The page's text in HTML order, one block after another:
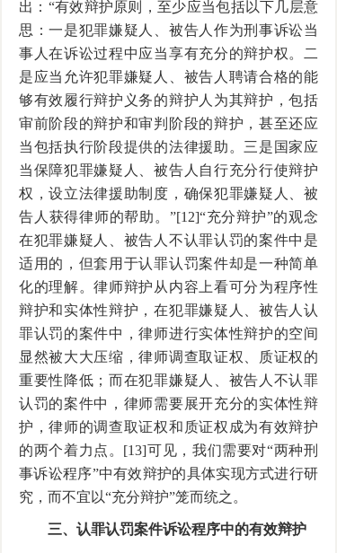
出：“有效辩护原则，至少应当包括以下几层意
思：一是犯罪嫌疑人、被告人作为刑事诉讼当
事人在诉讼过程中应当享有充分的辩护权。二
是应当允许犯罪嫌疑人、被告人聘请合格的能
够有效履行辩护义务的辩护人为其辩护，包括
审前阶段的辩护和审判阶段的辩护，甚至还应
当包括执行阶段提供的法律援助。三是国家应
当保障犯罪嫌疑人、被告人自行充分行使辩护
权，设立法律援助制度，确保犯罪嫌疑人、被
告人获得律师的帮助。”[12]“充分辩护”的观念
在犯罪嫌疑人、被告人不认罪认罚的案件中是
适用的，但套用于认罪认罚案件却是一种简单
化的理解。律师辩护从内容上看可分为程序性
辩护和实体性辩护，在犯罪嫌疑人、被告人认
罪认罚的案件中，律师进行实体性辩护的空间
显然被大大压缩，律师调查取证权、质证权的
重要性降低；而在犯罪嫌疑人、被告人不认罪
认罚的案件中，律师需要展开充分的实体性辩
护，律师的调查取证权和质证权成为有效辩护
的两个着力点。[13]可见，我们需要对“两种刑
事诉讼程序”中有效辩护的具体实现方式进行研
究，而不宜以“充分辩护”笼而统之。
三、认罪认罚案件诉讼程序中的有效辩护